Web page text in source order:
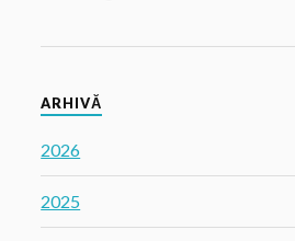
ARHIVĂ
2026
2025